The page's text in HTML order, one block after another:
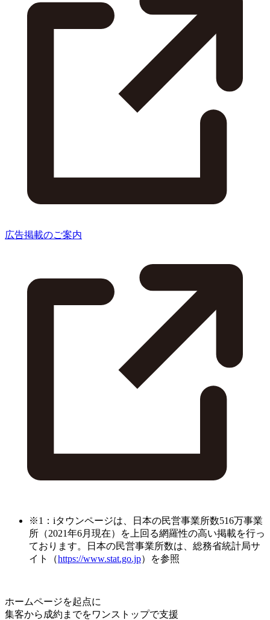
広告掲載のご案内
※1：iタウンページは、日本の民営事業所数516万事業
所（2021年6月現在）を上回る網羅性の高い掲載を行っ
ております。日本の民営事業所数は、総務省統計局サ
イト（https://www.stat.go.jp）を参照
ホームページを起点に
集客から成約までをワンストップで支援